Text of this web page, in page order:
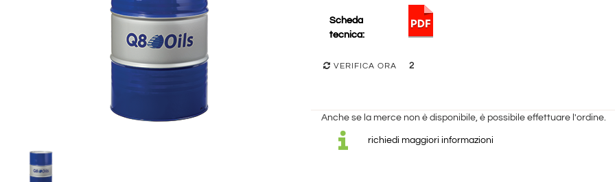
Scheda
tecnica:
VERIFICA ORA 2
Anche se la merce non è disponibile, è possibile effettuare l'ordine.
richiedi maggiori informazioni